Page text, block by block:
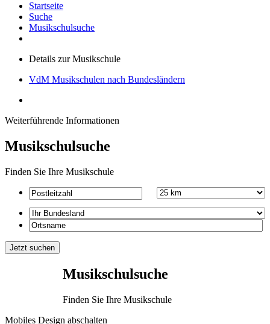
Startseite
Suche
Musikschulsuche
Details zur Musikschule
VdM Musikschulen nach Bundesländern
Weiterführende Informationen
Musikschulsuche
Finden Sie Ihre Musikschule
Musikschulsuche
Finden Sie Ihre Musikschule
Mobiles Design abschalten